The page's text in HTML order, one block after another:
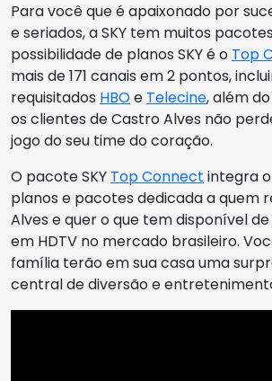
Para você que é apaixonado por
e seriados, a SKY tem muitos
possibilidade de planos SKY é o Top
mais de 171 canais em 2 pontos,
requisitados HBOe Telecine, além do
os clientes de Castro Alves não
jogo do seu time do coração.
O pacote SKY Top Connect integra
planos e pacotes dedicada a quem
Alves e quer o que tem disponível
em HDTV no mercado brasileiro.
família terão em sua casa uma
central de diversão e